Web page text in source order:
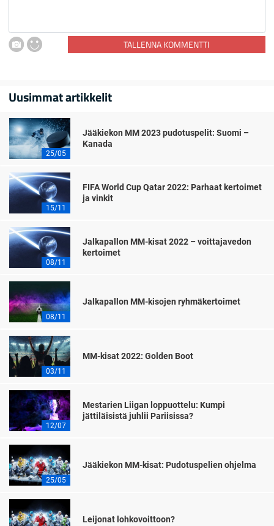
TALLENNA KOMMENTTI
Uusimmat artikkelit
25/05
Jääkiekon MM 2023 pudotuspelit: Suomi –
Kanada
15/11
FIFA World Cup Qatar 2022: Parhaat kertoimet
ja vinkit
08/11
Jalkapallon MM-kisat 2022 – voittajavedon
kertoimet
08/11
Jalkapallon MM-kisojen ryhmäkertoimet
03/11
MM-kisat 2022: Golden Boot
12/07
Mestarien Liigan loppuottelu: Kumpi
jättiläisistä juhlii Pariisissa?
25/05
Jääkiekon MM-kisat: Pudotuspelien ohjelma
Leijonat lohkovoittoon?